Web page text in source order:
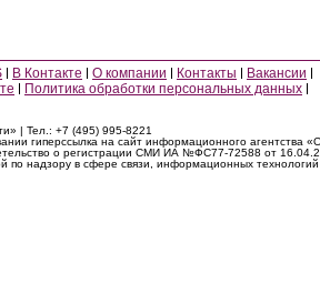
В Контакте О компании Контакты
Вакансии
Политика обработки персональных данных
| Тел.: +7 (495) 995-8221
гиперссылка на сайт информационного агентства
о регистрации СМИ ИА №ФС77-72588 от
по надзору в сфере связи, информационных